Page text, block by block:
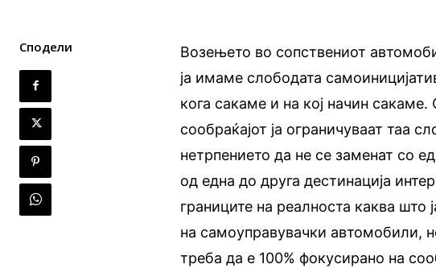
Сподели
Возењето во сопствениот
ја имаме слободата
кога сакаме и на кој начин
сообраќајот ја ограничуваат таа
нетрпението да не се заменат со
од една до друга дестинација
границите на реалноста каква што
на самоуправувачки автомобили,
треба да е 100% фокусирано на